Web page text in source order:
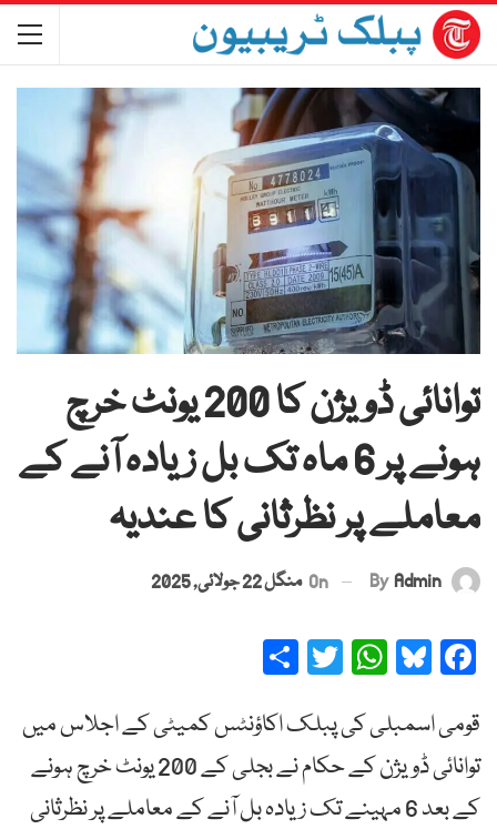
توانائی ڈویژن کا 200 یونٹ خرچ
ہونے پر 6 ماہ تک بل زیادہ آنے کے
معاملے پر نظرثانی کا عندیہ
By Admin
On منگل 22 جولائی, 2025
Facebook
Bluesky
WhatsApp
Twitter
قومی اسمبلی کی پبلک اکاؤنٹس کمیٹی کے اجلاس میں
توانائی ڈویژن کے حکام نے بجلی کے 200 یونٹ خرچ ہونے
کے بعد 6 مہینے تک زیادہ بل آنے کے معاملے پر نظرثانی